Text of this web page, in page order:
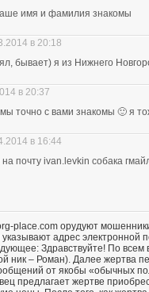
имя и фамилия знакомы
в 20:18
бывает) я из Нижнего
в 20:37
мы точно с вами знакомы 🙂 я
в 16:44
почту ivan.levkin собака
place.com орудуют
адрес
Здравствуйте! По
ник – Роман). Далее жертва
от якобы «обычных
предлагает жертве